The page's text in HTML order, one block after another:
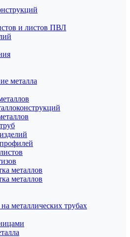
и листов ПВЛ
металла
металлов
металлов
металлических трубах